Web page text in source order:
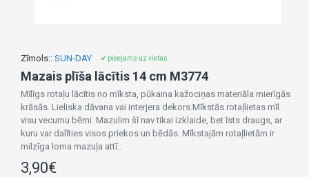
Zīmols:: SUN-DAY ✔ pieejams uz vietas
Mazais plīša lācītis 14 cm M3774
Mīlīgs rotaļu lācītis no mīksta, pūkaina kažociņas materiāla mierīgās
krāsās. Lieliska dāvana vai interjera dekors.Mīkstās rotaļlietas mīl
visu vecumu bērni. Mazulim šī nav tikai izklaide, bet īsts draugs, ar
kuru var dalīties visos priekos un bēdās. Mīkstajām rotaļlietām ir
milzīga loma mazuļa attī..
3,90€